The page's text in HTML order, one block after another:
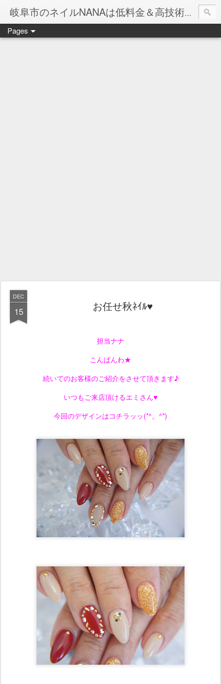
岐阜市のネイルNANAは低料金＆高技術のお店
ネイル岐阜市NANAです♪♪
Pages
DEC
15 お任せ秋ﾈｲﾙ♥
担当ナナ
こんばんわ★
続いてのお客様のご紹介をさせて頂きます♪
いつもご来店頂けるエミさん♥
今回のデザインはコチラッッ(*^。^*)